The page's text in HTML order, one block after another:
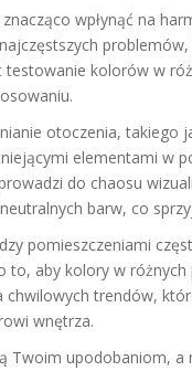
wpłynąć na
kolorów w
otoczenia, takiego
elementami w
do chaosu
barw, co
pomieszczeniami
aby kolory w różnych
chwilowych trendów,
wnętrza.
Twoim upodobaniom,